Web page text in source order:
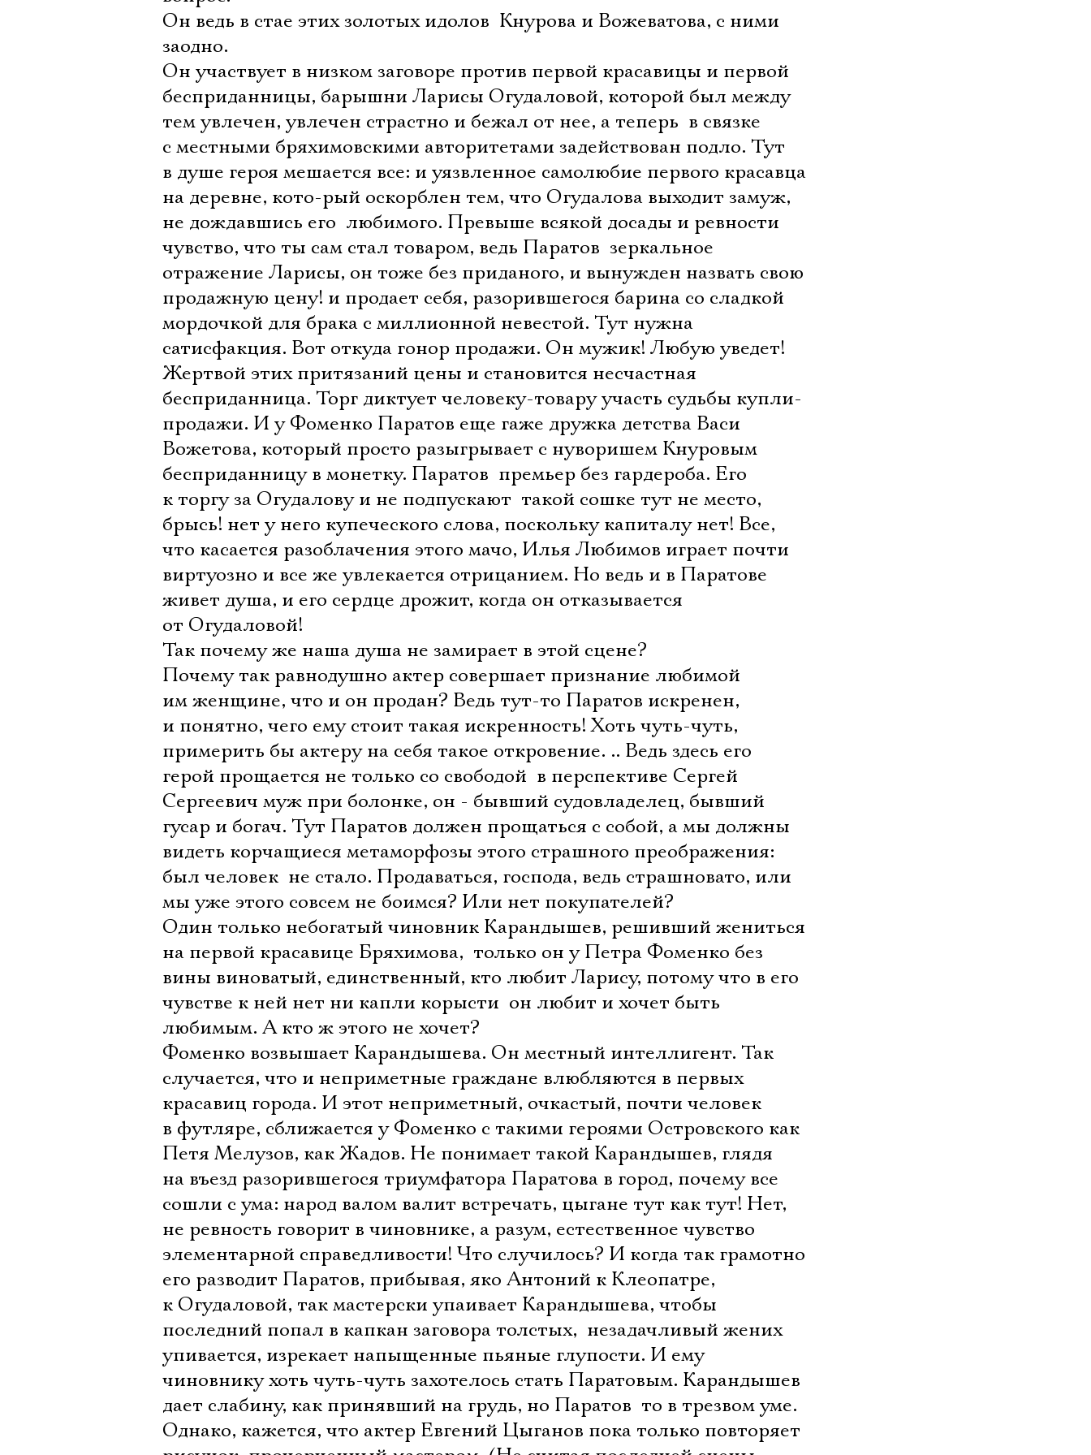
Он ведь в стае этих золотых идолов  Кнурова и Вожеватова, с ними
заодно.
Он участвует в низком заговоре против первой красавицы и первой
бесприданницы, барышни Ларисы Огудаловой, которой был между
тем увлечен, увлечен страстно и бежал от нее, а теперь  в связке
с местными бряхимовскими авторитетами задействован подло. Тут
в душе героя мешается все: и уязвленное самолюбие первого красавца
на деревне, кото-рый оскорблен тем, что Огудалова выходит замуж,
не дождавшись его  любимого. Превыше всякой досады и ревности 
чувство, что ты сам стал товаром, ведь Паратов  зеркальное
отражение Ларисы, он тоже без приданого, и вынужден назвать свою
продажную цену! и продает себя, разорившегося барина со сладкой
мордочкой для брака с миллионной невестой. Тут нужна
сатисфакция. Вот откуда гонор продажи. Он мужик! Любую уведет!
Жертвой этих притязаний цены и становится несчастная
бесприданница. Торг диктует человеку-товару участь судьбы купли-
продажи. И у Фоменко Паратов еще гаже дружка детства Васи
Вожетова, который просто разыгрывает с нуворишем Кнуровым
бесприданницу в монетку. Паратов  премьер без гардероба. Его
к торгу за Огудалову и не подпускают  такой сошке тут не место,
брысь! нет у него купеческого слова, поскольку капиталу нет! Все,
что касается разоблачения этого мачо, Илья Любимов играет почти
виртуозно и все же увлекается отрицанием. Но ведь и в Паратове
живет душа, и его сердце дрожит, когда он отказывается
от Огудаловой!
Так почему же наша душа не замирает в этой сцене?
Почему так равнодушно актер совершает признание любимой
им женщине, что и он продан? Ведь тут-то Паратов искренен,
и понятно, чего ему стоит такая искренность! Хоть чуть-чуть,
примерить бы актеру на себя такое откровение. .. Ведь здесь его
герой прощается не только со свободой  в перспективе Сергей
Сергеевич муж при болонке, он - бывший судовладелец, бывший
гусар и богач. Тут Паратов должен прощаться с собой, а мы должны
видеть корчащиеся метаморфозы этого страшного преображения:
был человек  не стало. Продаваться, господа, ведь страшновато, или
мы уже этого совсем не боимся? Или нет покупателей?
Один только небогатый чиновник Карандышев, решивший жениться
на первой красавице Бряхимова,  только он у Петра Фоменко без
вины виноватый, единственный, кто любит Ларису, потому что в его
чувстве к ней нет ни капли корысти  он любит и хочет быть
любимым. А кто ж этого не хочет?
Фоменко возвышает Карандышева. Он местный интеллигент. Так
случается, что и неприметные граждане влюбляются в первых
красавиц города. И этот неприметный, очкастый, почти человек
в футляре, сближается у Фоменко с такими героями Островского как
Петя Мелузов, как Жадов. Не понимает такой Карандышев, глядя
на въезд разорившегося триумфатора Паратова в город, почему все
сошли с ума: народ валом валит встречать, цыгане тут как тут! Нет,
не ревность говорит в чиновнике, а разум, естественное чувство
элементарной справедливости! Что случилось? И когда так грамотно
его разводит Паратов, прибывая, яко Антоний к Клеопатре,
к Огудаловой, так мастерски упаивает Карандышева, чтобы
последний попал в капкан заговора толстых,  незадачливый жених
упивается, изрекает напыщенные пьяные глупости. И ему
чиновнику хоть чуть-чуть захотелось стать Паратовым. Карандышев
дает слабину, как принявший на грудь, но Паратов  то в трезвом уме.
Однако, кажется, что актер Евгений Цыганов пока только повторяет
Электропочта